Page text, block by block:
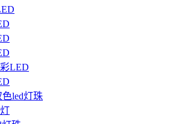
LED
色led灯珠